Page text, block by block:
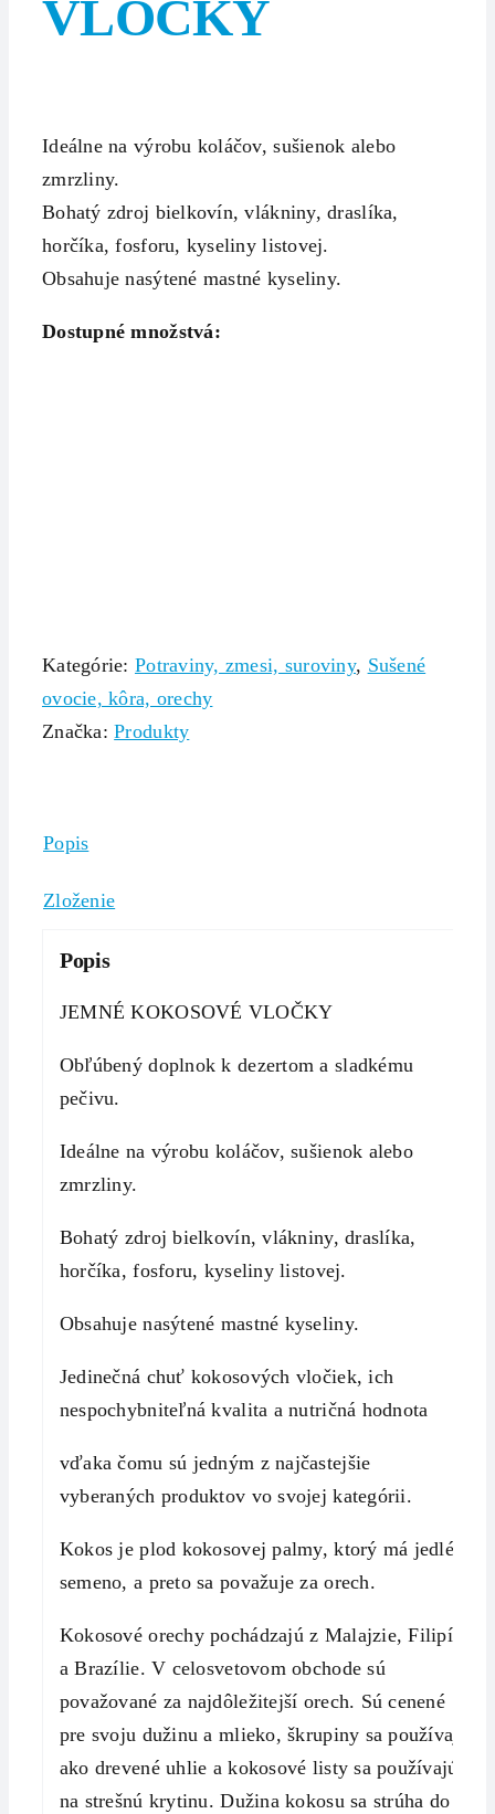
VLOČKY
Ideálne na výrobu koláčov, sušienok alebo
zmrzliny.
Bohatý zdroj bielkovín, vlákniny, draslíka,
horčíka, fosforu, kyseliny listovej.
Obsahuje nasýtené mastné kyseliny.
Dostupné množstvá:
Kategórie: Potraviny, zmesi, suroviny, Sušené
ovocie, kôra, orechy
Značka:Produkty
Popis
Zloženie
Popis
JEMNÉ KOKOSOVÉ VLOČKY
Obľúbený doplnok k dezertom a sladkému
pečivu.
Ideálne na výrobu koláčov, sušienok alebo
zmrzliny.
Bohatý zdroj bielkovín, vlákniny, draslíka,
horčíka, fosforu, kyseliny listovej.
Obsahuje nasýtené mastné kyseliny.
Jedinečná chuť kokosových vločiek, ich
nespochybniteľná kvalita a nutričná hodnota
vďaka čomu sú jedným z najčastejšie
vyberaných produktov vo svojej kategórii.
Kokos je plod kokosovej palmy, ktorý má jedlé
semeno, a preto sa považuje za orech.
Kokosové orechy pochádzajú z Malajzie, Filipín
a Brazílie. V celosvetovom obchode sú
považované za najdôležitejší orech. Sú cenené
pre svoju dužinu a mlieko, škrupiny sa používajú
ako drevené uhlie a kokosové listy sa používajú
na strešnú krytinu. Dužina kokosu sa strúha do